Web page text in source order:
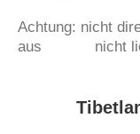
Achtung: nicht
aus nicht